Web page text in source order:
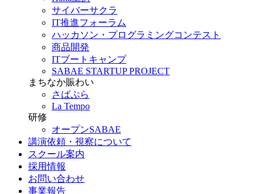
サイバーサクラ
IT推進フォーラム
ハッカソン・プログラミングコンテスト
商品開発
ITブートキャンプ
SABAE STARTUP PROJECT
まちなか賑わい
さばぷら
La Tempo
研修
オープンSABAE
講演依頼・視察について
スクール案内
採用情報
お問い合わせ
事業報告